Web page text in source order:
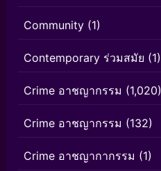
Community (1)
Contemporary ร่วมสมัย (1)
Crime อาชญากรรม (1,020)
Crime อาชญากรรม (132)
Crime อาชญากากรรม (1)